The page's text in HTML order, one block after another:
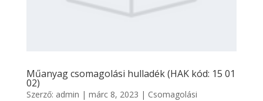
Műanyag csomagolási hulladék (HAK kód: 15 01
02)
Szerző: admin | márc 8, 2023 | Csomagolási